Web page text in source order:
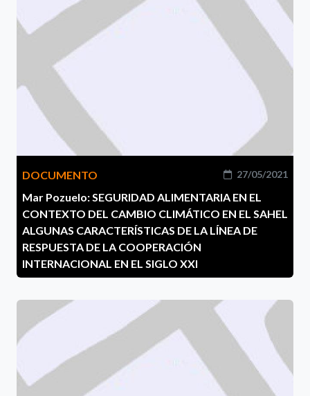
DOCUMENTO 27/05/2021
Mar Pozuelo: SEGURIDAD ALIMENTARIA EN EL
CONTEXTO DEL CAMBIO CLIMÁTICO EN EL SAHEL
ALGUNAS CARACTERÍSTICAS DE LA LÍNEA DE
RESPUESTA DE LA COOPERACIÓN
INTERNACIONAL EN EL SIGLO XXI